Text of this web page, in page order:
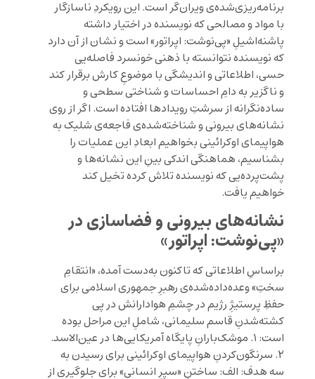
برنامه‌ریزی‌شده‌ی ویران‌گر است. این رویکردِ ناسازگار
با مواد و مصالحی که نویسنده در اختیار داشته
پاشنه‌اشیلِ «پی‌نوشت: اپراتور» است و نشان از آن دارد
که نویسنده نتوانسته با ذهنی خونسرد فاصله‌یی
حسی، اطلاعاتی و اندیشگی با موضوعِ کارش برقرار کند
و ناگزیر به دامِ احساسات و شناختی سطحی و
ساده‌نگرانه‌ از سرشتِ رویدادها افتاده است. اگر از روی
نشانه‌های بیرونی و شناخته‌شده‌ی فاجعه‌ی شلیک به
هواپیمای اوکرائینی بخواهیم ابعادِ این عملیات را
بشناسیم، هماهنگی اندکی بینِ این نشانه‌ها و
پشت‌پرده‌یی که نویسنده تلاش کرده تخیل کند
خواهیم یافت.
نشانه‌های بیرونی و فضاسازی در
«پی‌نوشت: اپراتور»
براساسِ اطلاعاتی که تاکنون به‌دست آمده، «انتقامِ
سختِ» وعده‌داده‌شده‌ی رهبرِ جمهوری اسلامی برای
حفظِ پرستیژِ رژیم در چشمِ هوادارانش در پی
کشته‌شدنِ قاسم سلیمانی، شاملِ این مراحل بوده
است: ۱. موشک‌بارانِ پایگاه آمریکایی‌ها در عین‌الاسد.
۲. سرنگون‌کردنِ هواپیمای اوکرائینی برای رسیدن به
سه هدف: الف: ساختنِ «سپرِ انسانی» برای جلوگیری از